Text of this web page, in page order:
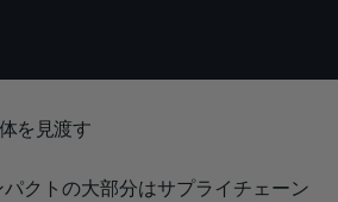
を見渡す
クトの大部分はサプライチェーン